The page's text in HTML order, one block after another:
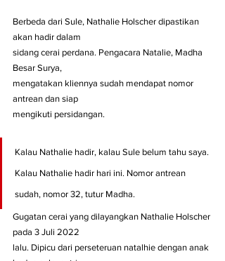
Berbeda dari Sule, Nathalie Holscher dipastikan
akan hadir dalam
sidang cerai perdana. Pengacara Natalie, Madha
Besar Surya,
mengatakan kliennya sudah mendapat nomor
antrean dan siap
mengikuti persidangan.
Kalau Nathalie hadir, kalau Sule belum tahu saya.
Kalau Nathalie hadir hari ini. Nomor antrean
sudah, nomor 32, tutur Madha.
Gugatan cerai yang dilayangkan Nathalie Holscher
pada 3 Juli 2022
lalu. Dipicu dari perseteruan natalhie dengan anak